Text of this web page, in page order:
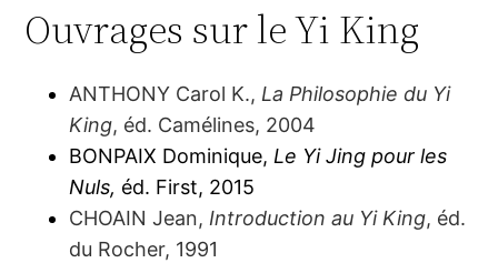
Ouvrages sur le Yi King
ANTHONY Carol K., La Philosophie du Yi
King, éd. Camélines, 2004
BONPAIX Dominique,Le Yi Jing pour les
Nuls, éd. First, 2015
CHOAIN Jean,Introduction au Yi King, éd.
du Rocher, 1991